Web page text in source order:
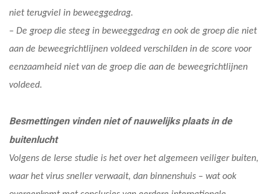
niet terugviel in beweeggedrag.
– De groep die steeg in beweeggedrag en ook de groep die niet
aan de beweegrichtlijnen voldeed verschilden in de score voor
eenzaamheid niet van de groep die aan de beweegrichtlijnen
voldeed.
Besmettingen vinden niet of nauwelijks plaats in de
buitenlucht
Volgens de Ierse studie is het over het algemeen veiliger buiten,
waar het virus sneller verwaait, dan binnenshuis – wat ook